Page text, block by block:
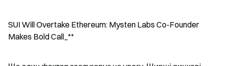
SUI Will Overtake Ethereum: Mysten Labs Co-Founder
Makes Bold Call_**